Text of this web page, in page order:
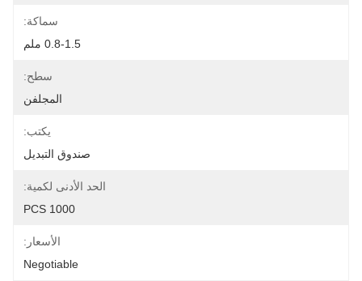
سماكة:
0.8-1.5 ملم
سطح:
المجلفن
يكتب:
صندوق التبديل
الحد الأدنى لكمية:
1000 PCS
الأسعار:
Negotiable